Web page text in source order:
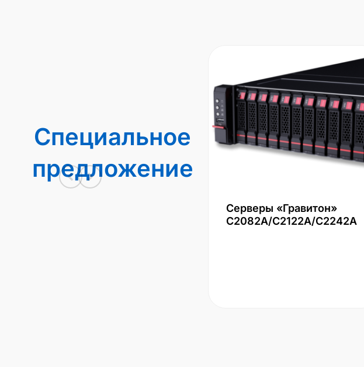
Специальное
предложение
Серверы «Гравитон»
С2082А/С2122А/С2242А